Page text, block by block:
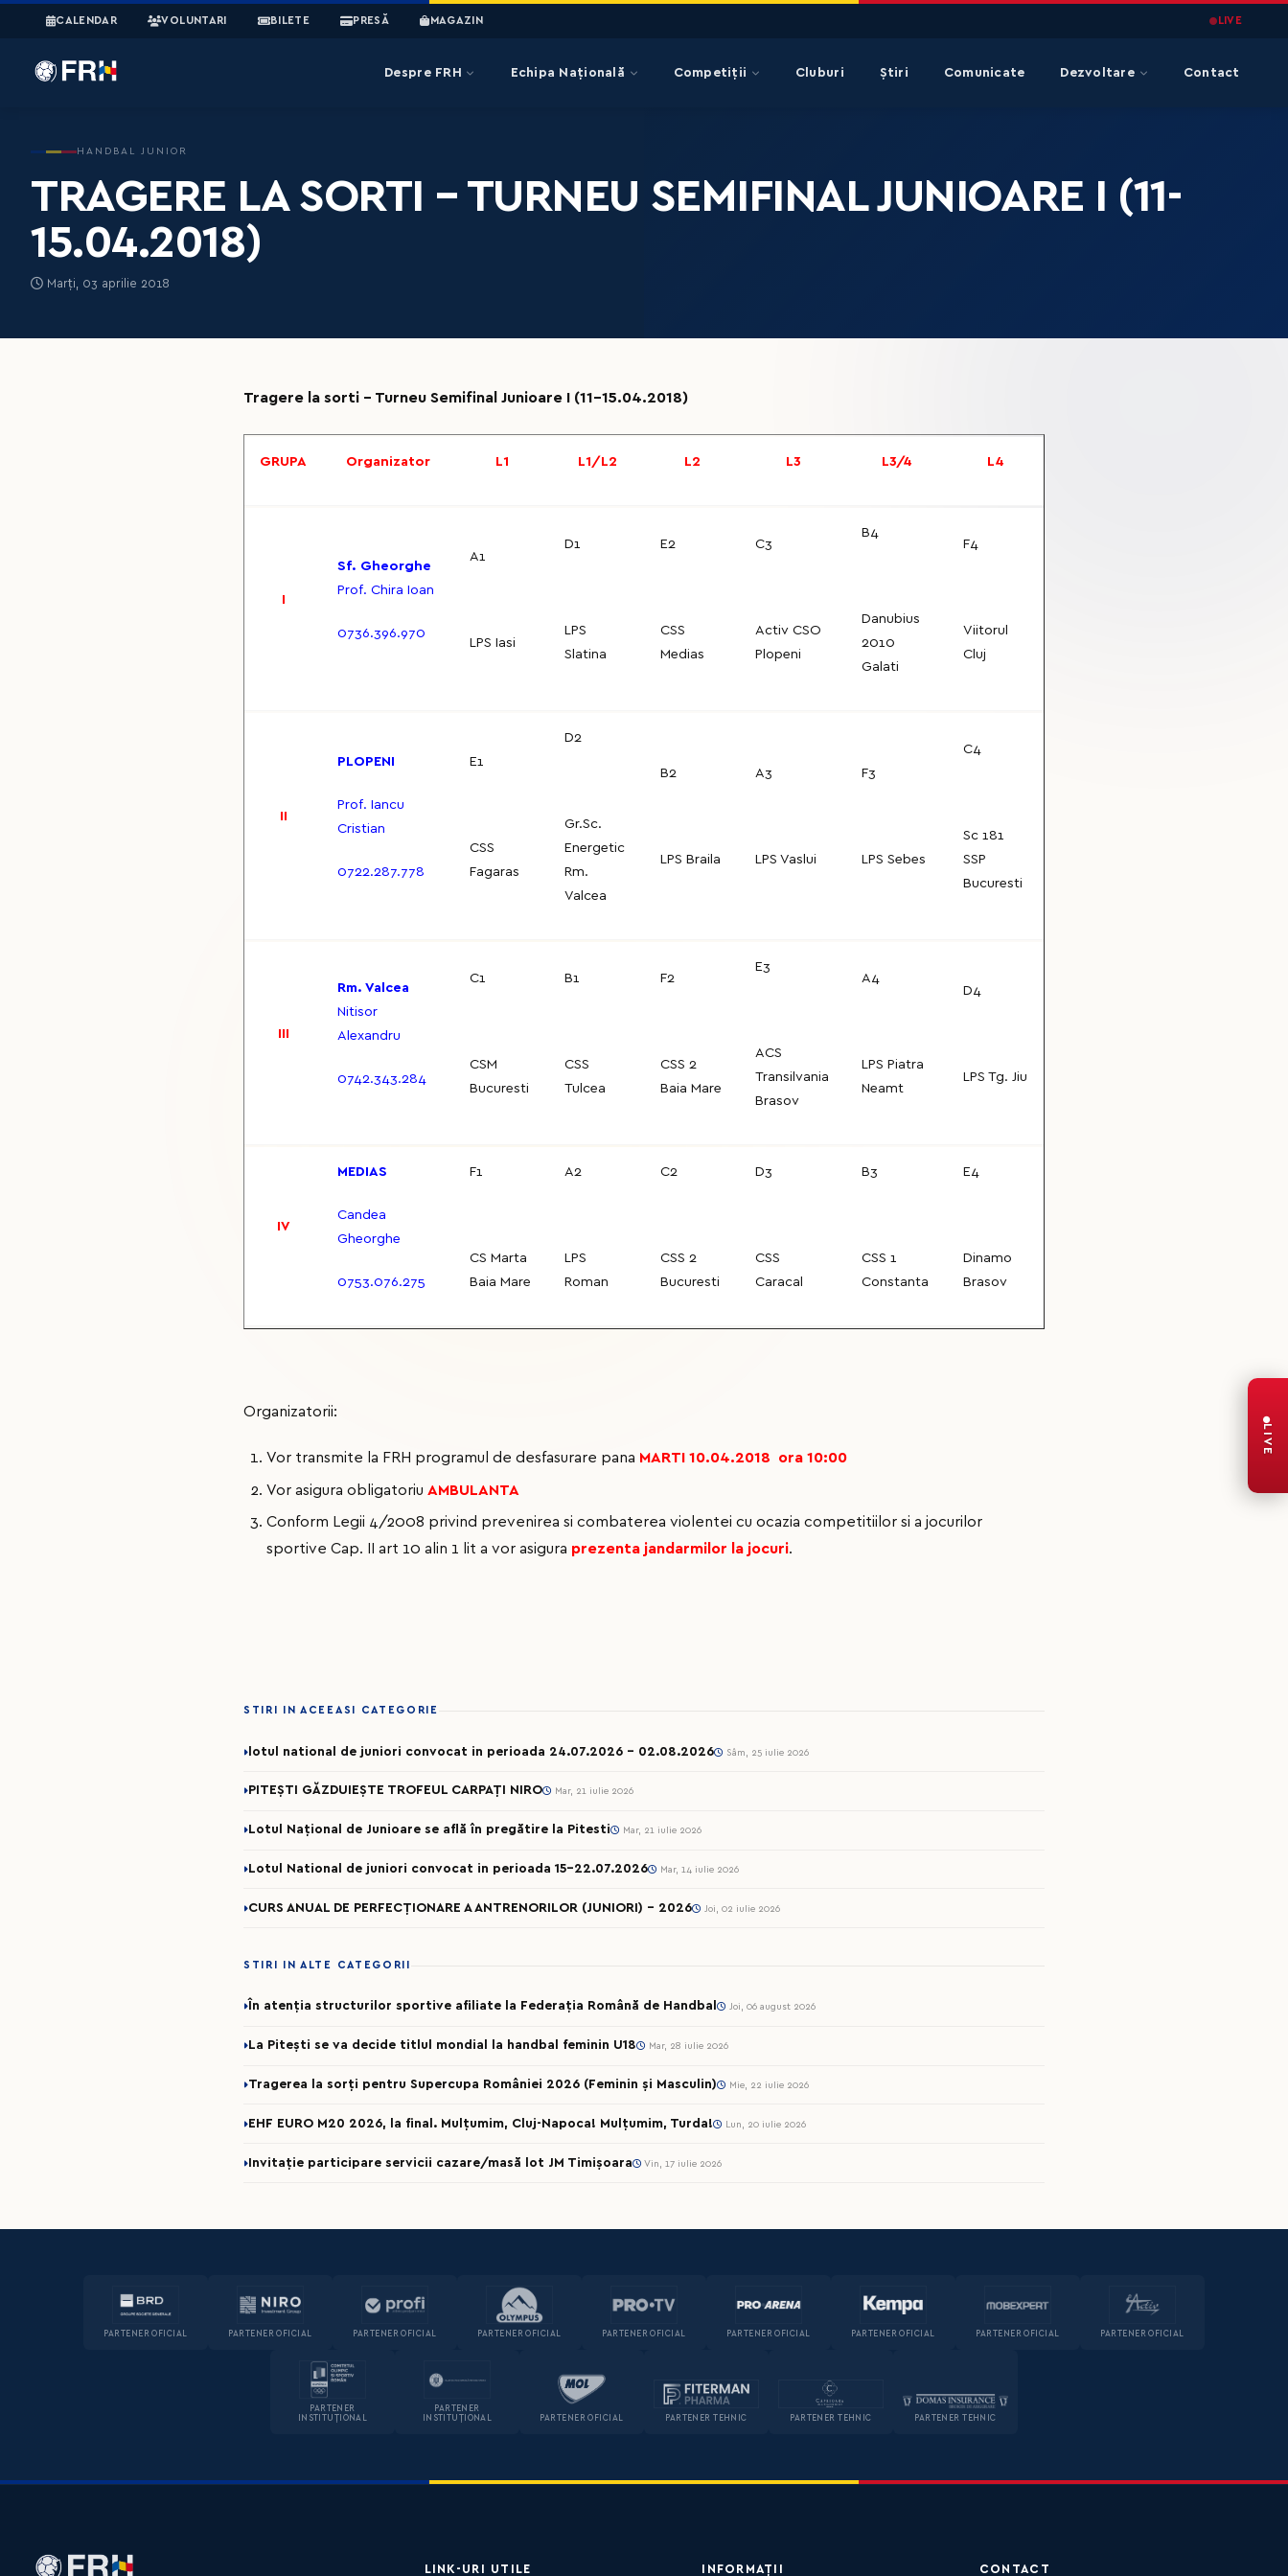
CALENDAR VOLUNTARI BILETE PRESĂ MAGAZIN LIVE
Despre FRH Echipa Națională Competiții Cluburi Știri Comunicate Dezvoltare Contact
HANDBAL JUNIOR
TRAGERE LA SORTI – TURNEU SEMIFINAL JUNIOARE I (11-
15.04.2018)
Marți, 03 aprilie 2018
Tragere la sorti – Turneu Semifinal Junioare I (11-15.04.2018)
GRUPA Organizator L1 L1/L2 L2 L3 L3/4 L4
I
Sf. Gheorghe
Prof. Chira Ioan
0736.396.970
A1
LPS Iasi
D1
LPS
Slatina
E2
CSS
Medias
C3
Activ CSO
Plopeni
B4
Danubius
2010
Galati
F4
Viitorul
Cluj
II
PLOPENI
Prof. Iancu
Cristian
0722.287.778
E1
CSS
Fagaras
D2
Gr.Sc.
Energetic
Rm.
Valcea
B2
LPS Braila
A3
LPS Vaslui
F3
LPS Sebes
C4
Sc 181
SSP
Bucuresti
III
Rm. Valcea
Nitisor
Alexandru
0742.343.284
C1
CSM
Bucuresti
B1
CSS
Tulcea
F2
CSS 2
Baia Mare
E3
ACS
Transilvania
Brasov
A4
LPS Piatra
Neamt
D4
LPS Tg. Jiu
IV
MEDIAS
Candea
Gheorghe
0753.076.275
F1
CS Marta
Baia Mare
A2
LPS
Roman
C2
CSS 2
Bucuresti
D3
CSS
Caracal
B3
CSS 1
Constanta
E4
Dinamo
Brasov
Organizatorii:
Vor transmite la FRH programul de desfasurare pana MARTI 10.04.2018 ora 10:00
Vor asigura obligatoriu AMBULANTA
Conform Legii 4/2008 privind prevenirea si combaterea violentei cu ocazia competitiilor si a jocurilor
sportive Cap. II art 10 alin 1 lit a vor asigura prezenta jandarmilor la jocuri.
STIRI IN ACEEASI CATEGORIE
lotul national de juniori convocat in perioada 24.07.2026 – 02.08.2026 Sâm, 25 iulie 2026
PITEȘTI GĂZDUIEȘTE TROFEUL CARPAȚI NIRO Mar, 21 iulie 2026
Lotul Național de Junioare se află în pregătire la Pitesti Mar, 21 iulie 2026
Lotul National de juniori convocat in perioada 15-22.07.2026 Mar, 14 iulie 2026
CURS ANUAL DE PERFECȚIONARE A ANTRENORILOR (JUNIORI) - 2026 Joi, 02 iulie 2026
STIRI IN ALTE CATEGORII
În atenția structurilor sportive afiliate la Federația Română de Handbal Joi, 06 august 2026
La Pitești se va decide titlul mondial la handbal feminin U18 Mar, 28 iulie 2026
Tragerea la sorți pentru Supercupa României 2026 (Feminin și Masculin) Mie, 22 iulie 2026
EHF EURO M20 2026, la final. Mulțumim, Cluj-Napoca! Mulțumim, Turda! Lun, 20 iulie 2026
Invitație participare servicii cazare/masă lot JM Timișoara Vin, 17 iulie 2026
PARTENER OFICIAL PARTENER OFICIAL PARTENER OFICIAL PARTENER OFICIAL PARTENER OFICIAL PARTENER OFICIAL PARTENER OFICIAL PARTENER OFICIAL PARTENER OFICIAL
PARTENER
INSTITUȚIONAL
PARTENER
INSTITUȚIONAL
PARTENER OFICIAL PARTENER TEHNIC PARTENER TEHNIC PARTENER TEHNIC
LIVE
LINK-URI UTILE INFORMAȚII CONTACT